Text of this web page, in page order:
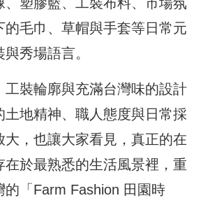
的毛巾、草帽與手套等日常元
秀場語言。
工裝輪廓與充滿台灣味的設計
土地精神、職人態度與日常採
大，也讓大家看見，真正的在
在於最熟悉的生活風景裡，重
的「Farm Fashion 田園時